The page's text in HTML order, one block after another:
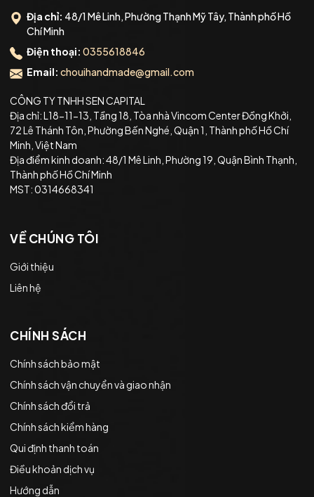
Địa chỉ: 48/1 Mê Linh, Phường Thạnh Mỹ Tây, Thành phố Hồ
Chí Minh
Điện thoại: 0355618846
Email: chouihandmade@gmail.com
CÔNG TY TNHH SEN CAPITAL
Địa chỉ: L18-11-13, Tầng 18, Tòa nhà Vincom Center Đồng Khởi,
72 Lê Thánh Tôn, Phường Bến Nghé, Quận 1, Thành phố Hồ Chí
Minh, Việt Nam
Địa điểm kinh doanh: 48/1 Mê Linh, Phường 19, Quận Bình Thạnh,
Thành phố Hồ Chí Minh
MST: 0314668341
VỀ CHÚNG TÔI
Giới thiệu
Liên hệ
CHÍNH SÁCH
Chính sách bảo mật
Chính sách vận chuyển và giao nhận
Chính sách đổi trả
Chính sách kiểm hàng
Qui định thanh toán
Điều khoản dịch vụ
Hướng dẫn